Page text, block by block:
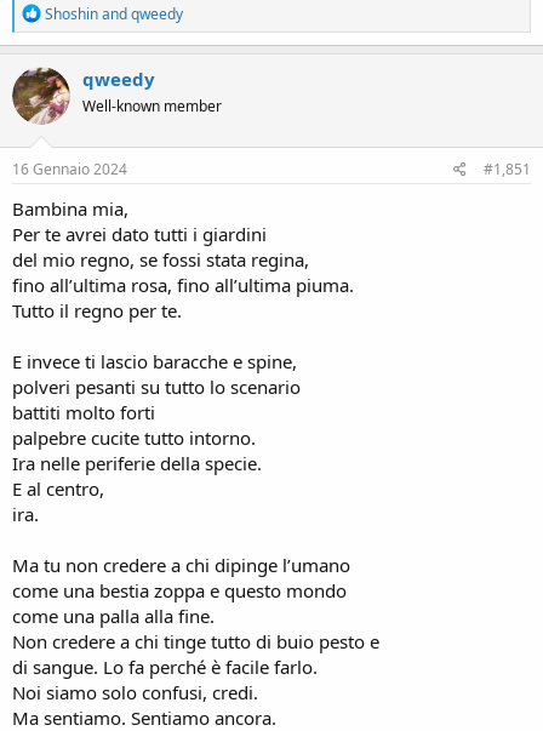
R
e
a
c
t
i
o
n
s
Shoshinandqweedy
qweedy
Well-known member
16 Gennaio 2024 #1,851
Bambina mia,
Per te avrei dato tutti i giardini
del mio regno, se fossi stata regina,
fino all’ultima rosa, fino all’ultima piuma.
Tutto il regno per te.
E invece ti lascio baracche e spine,
polveri pesanti su tutto lo scenario
battiti molto forti
palpebre cucite tutto intorno.
Ira nelle periferie della specie.
E al centro,
ira.
Ma tu non credere a chi dipinge l’umano
come una bestia zoppa e questo mondo
come una palla alla fine.
Non credere a chi tinge tutto di buio pesto e
di sangue. Lo fa perché è facile farlo.
Noi siamo solo confusi, credi.
Ma sentiamo. Sentiamo ancora.